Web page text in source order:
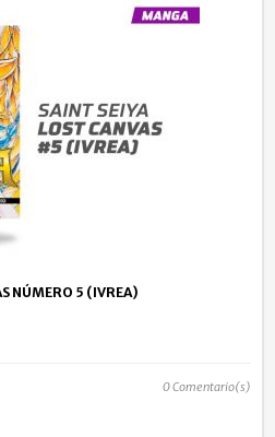
NÚMERO 5 (IVREA)
0Comentario(s)